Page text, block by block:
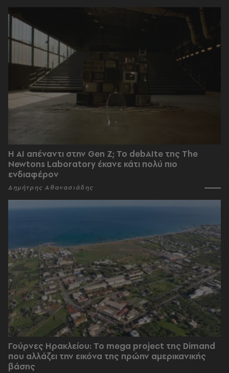
Η AI απέναντι στην Gen Z; Το debAIte της The
Newtons Laboratory έκανε κάτι πολύ πιο
ενδιαφέρον
Δημήτρης Αθανασιάδης
Γούρνες Ηρακλείου: To mega project της Dimand
που αλλάζει την εικόνα της πρώην αμερικανικής
βάσης